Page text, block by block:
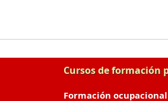
Cursos de formación
Formación ocupacional